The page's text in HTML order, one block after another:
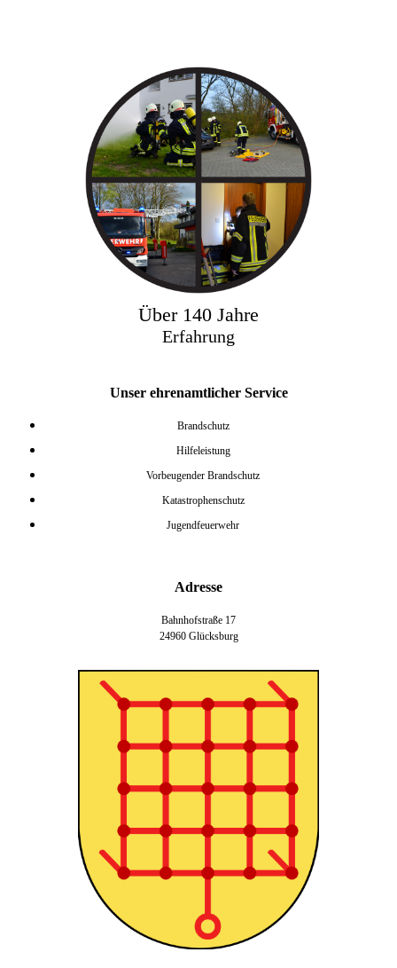
Über 140 Jahre
Erfahrung
Unser ehrenamtlicher Service
Brandschutz
Hilfeleistung
Vorbeugender Brandschutz
Katastrophenschutz
Jugendfeuerwehr
Adresse
Bahnhofstraße 17
24960 Glücksburg